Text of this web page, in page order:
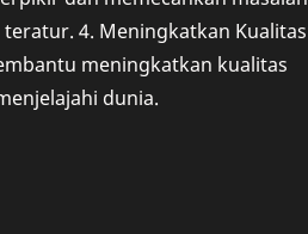
4. Meningkatkan Kualitas
meningkatkan kualitas
dunia.